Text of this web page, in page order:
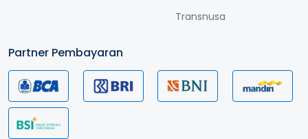
Transnusa
Partner Pembayaran